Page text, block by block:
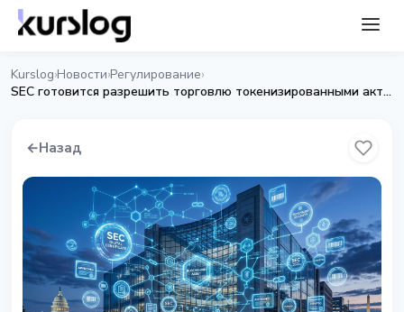
Kurslog›Новости›Регулирование›
SEC готовится разрешить торговлю токенизированными активами в блокчейне
←Назад